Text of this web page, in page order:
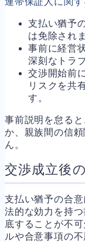
支払い猶予
は免除され
事前に経営
深刻なトラ
交渉開始前
リスクを共
す。
事前説明を怠る
か、親族間の信
ん。
交渉成立後
支払い猶予の合
法的な効力を持
底することが不
ルや合意事項の